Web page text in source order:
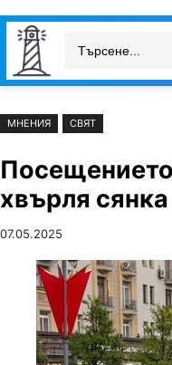
Към
съдържанието
Skip
cont
МНЕНИЯ СВЯТ
хвърля
07.05.2025